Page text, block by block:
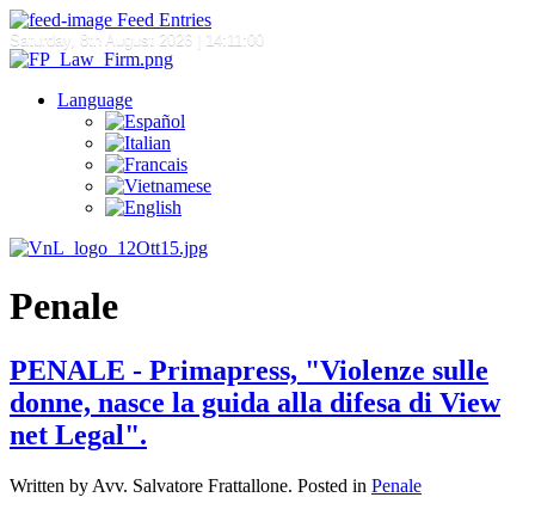
Feed Entries
Saturday, 8th August 2026 | 14:11:00
Language
Penale
PENALE - Primapress, "Violenze sulle
donne, nasce la guida alla difesa di View
net Legal".
Written by Avv. Salvatore Frattallone. Posted in Penale